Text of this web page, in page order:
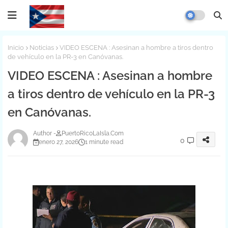
Inicio Noticias
VIDEO ESCENA : Asesinan a hombre a tiros dentro
de vehículo en la PR-3 en Canóvanas.
VIDEO ESCENA : Asesinan a hombre
a tiros dentro de vehículo en la PR-3
en Canóvanas.
PuertoRicoLaIsla.Com
enero 27, 2026
1 minute read 0